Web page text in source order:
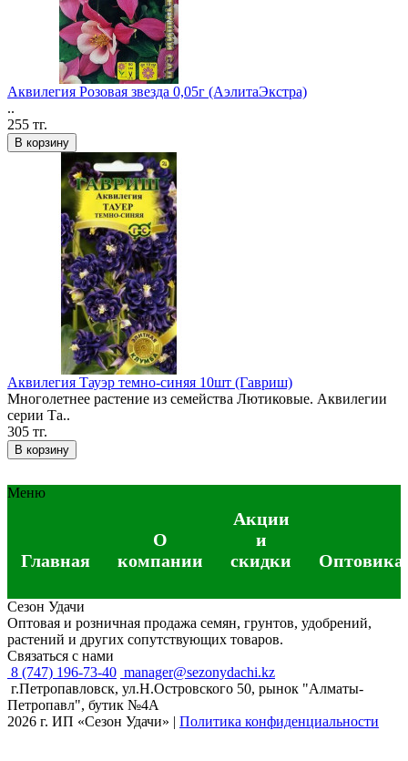
Аквилегия Розовая звезда 0,05г (АэлитаЭкстра)
..
255 тг.
В корзину
Аквилегия Тауэр темно-синяя 10шт (Гавриш)
Многолетнее растение из семейства Лютиковые. Аквилегии
серии Та..
305 тг.
В корзину
Меню
Главная
О
компании
Акции
и
скидки
Сезон Удачи
Оптовая и розничная продажа семян, грунтов, удобрений,
растений и других сопутствующих товаров.
Связаться с нами
8 (747) 196-73-40 manager@sezonydachi.kz
г.Петропавловск, ул.Н.Островского 50, рынок "Алматы-
Петропавл", бутик №4A
2026 г. ИП «Сезон Удачи» | Политика конфиденциальности